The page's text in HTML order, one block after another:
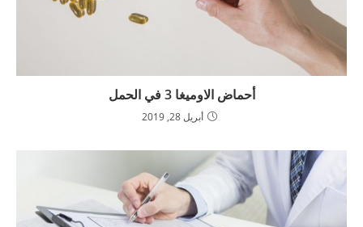
أحماض الاوميغا 3 في الحمل
أبريل 28, 2019